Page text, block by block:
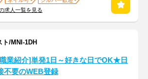
求人一覧を見る
/MNI-1DH
業紹介]単発1日～好きな日でOK★日
不要のWEB登録